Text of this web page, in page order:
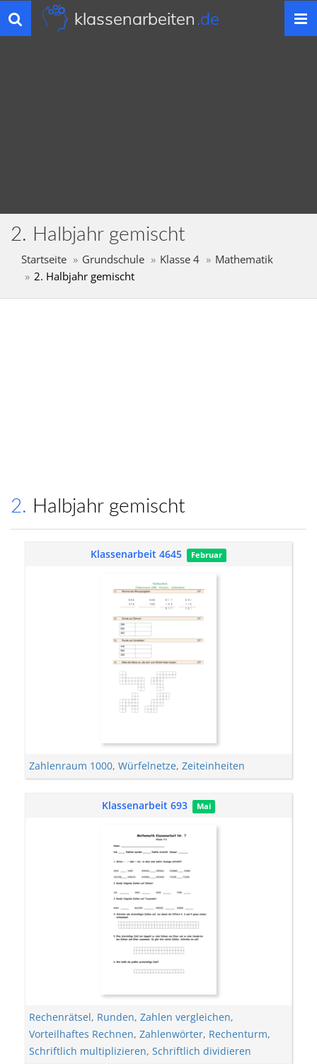
Toggle
navigation
klassenarbeiten.de
2. Halbjahr gemischt
Startseite Grundschule Klasse 4
Mathematik
2. Halbjahr gemischt
2. Halbjahr gemischt
Klassenarbeit 4645 Februar
Zahlenraum 1000, Würfelnetze, Zeiteinheiten
Klassenarbeit 693 Mai
Rechenrätsel, Runden, Zahlen vergleichen,
Vorteilhaftes Rechnen, Zahlenwörter, Rechenturm,
Schriftlich multiplizieren, Schriftlich dividieren